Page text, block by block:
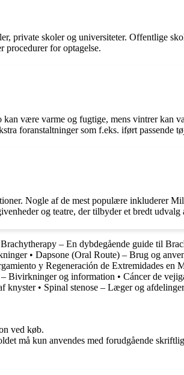
private skoler og universiteter. Offentlige
procedurer for optagelse.
være varme og fugtige, mens vintrer kan
foranstaltninger som f.eks. iført passende
Nogle af de mest populære inkluderer
og teatre, der tilbyder et bredt udvalg
Brachytherapy – En dybdegående guide til
• Dapsone (Oral Route) – Brug og
y Regeneración de Extremidades en
– Bivirkninger og information • Cáncer de
knyster• Spinal stenose – Læger og afdelinger
ved køb.
må kun anvendes med forudgående